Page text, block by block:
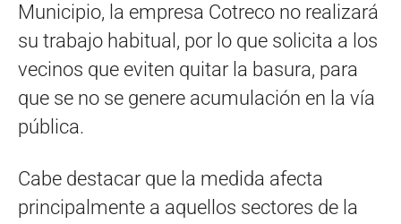
Municipio, la empresa Cotreco no realizará
su trabajo habitual, por lo que solicita a los
vecinos que eviten quitar la basura, para
que se no se genere acumulación en la vía
pública.
Cabe destacar que la medida afecta
principalmente a aquellos sectores de la